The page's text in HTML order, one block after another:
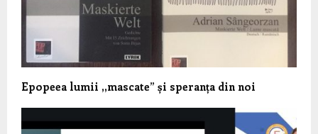
Epopeea lumii ,,mascate” și speranța din noi